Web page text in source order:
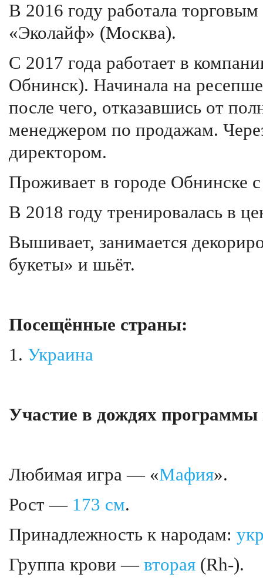
В 2016 году работала
«Эколайф» (Москва).
С 2017 года работает в
Обнинск). Начинала на
после чего, отказавшись от
менеджером по продажам.
директором.
Проживает в городе Обнинске
В 2018 году тренировалась в
Вышивает, занимается
букеты» и шьёт.
Посещённые страны:
1. Украина
Участие в дождях программы
Любимая игра — «Мафия».
Рост — 173 см.
Принадлежность к народам:
Группа крови — вторая (Rh-).